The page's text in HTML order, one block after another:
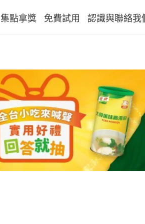
集點拿獎 免費試用 認識與聯絡我